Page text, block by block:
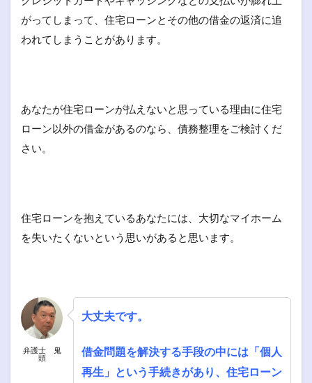
がってしまって、住宅ローンとその他の借金の返済に追
われてしまうことがあります。
あなたが住宅ローンが払えないと思っている理由に住宅
ローン以外の借金があるのなら、債務整理をご検討くだ
さい。
住宅ローンを抱えているあなたには、大切なマイホーム
を失いたくないという思いがあると思います。
弁護士 鬼
頭
大丈夫です。
借金問題を解決する手段の中には「個人
再生」という手続きがあり、住宅ローン